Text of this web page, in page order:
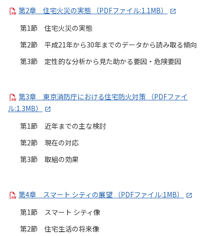
第2章 住宅火災の実態 （PDFファイル:1.1MB）
第1節 住宅火災の実態
第2節 平成21年から30年までのデータから読み取る傾向
第3節 定性的な分析から見た助かる要因・危険要因
第3章 東京消防庁における住宅防火対策 （PDFファイ
ル:1.3MB）
第1節 近年までの主な検討
第2節 現在の対応
第3節 取組の効果
第4章 スマート シティの展望 （PDFファイル:1MB）
第1節 スマート シティ像
第2節 住宅生活の将来像